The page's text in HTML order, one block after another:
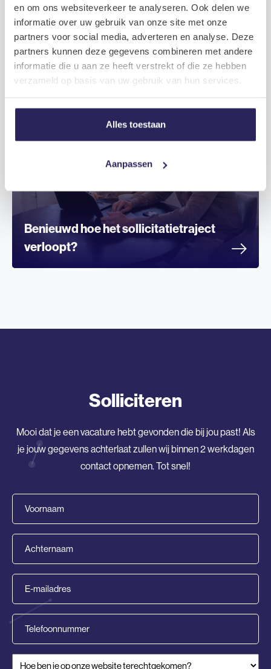
en om ons websiteverkeer te analyseren. Ook delen we
informatie over uw gebruik van onze site met onze
partners voor social media, adverteren en analyse. Deze
partners kunnen deze gegevens combineren met andere
informatie die u aan ze heeft verstrekt of die ze hebben
verzameld op basis van uw gebruik van hun services.
Alles toestaan
Aanpassen
Benieuwd hoe het sollicitatietraject
verloopt?
Solliciteren
Mooi dat je een vacature hebt gevonden die bij jou past! Als
je jouw gegevens achterlaat zullen wij binnen 2 werkdagen
contact opnemen. Tot snel!
mailadres
(Vereist)
Hoe ben je op onze website terechtgekomen?